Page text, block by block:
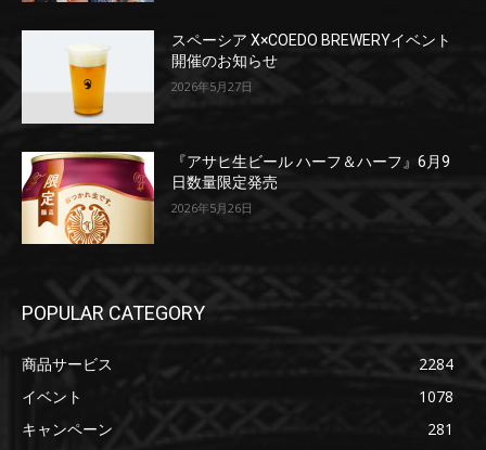
スペーシア X×COEDO BREWERYイベント
開催のお知らせ
2026年5月27日
『アサヒ生ビール ハーフ＆ハーフ』6月9
日数量限定発売
2026年5月26日
POPULAR CATEGORY
商品サービス
2284
イベント
1078
キャンペーン
281